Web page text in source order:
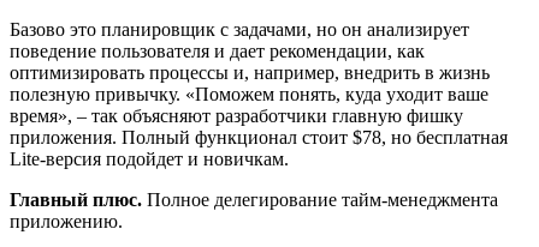
Базово это планировщик с задачами, но он анализирует
поведение пользователя и дает рекомендации, как
оптимизировать процессы и, например, внедрить в жизнь
полезную привычку. «Поможем понять, куда уходит ваше
время», – так объясняют разработчики главную фишку
приложения. Полный функционал стоит $78, но бесплатная
Lite-версия подойдет и новичкам.
Главный плюс. Полное делегирование тайм-менеджмента
приложению.